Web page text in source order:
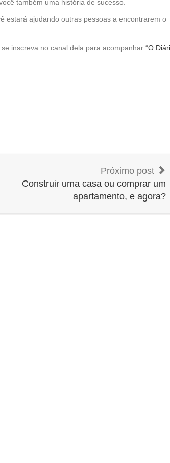
também uma história de sucesso.
estará ajudando outras pessoas a encontrarem o
se inscreva no canal dela para acompanhar “O
Próximo post
Construir uma casa ou comprar um
apartamento, e agora?